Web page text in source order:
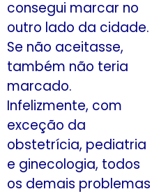
consegui marcar no
outro lado da cidade.
Se não aceitasse,
também não teria
marcado.
Infelizmente, com
exceção da
obstetrícia, pediatria
e ginecologia, todos
os demais problemas